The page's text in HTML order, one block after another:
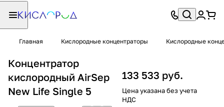
Главная Кислородные концентраторы Кислородные
Концентратор
кислородный AirSep
New Life Single 5
133 533 руб.
Цена указана без учета
НДС